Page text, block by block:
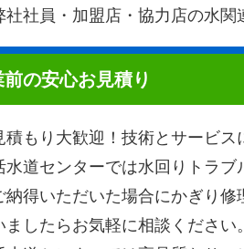
社員・加盟店・協力店の水関
前の安心お見積り
積もり大歓迎！技術とサービス
水道センターでは水回りトラ
納得いただいた場合にかぎり
ましたらお気軽に相談ください。